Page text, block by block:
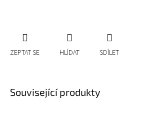
ZEPTAT SE HLÍDAT SDÍLET
Související produkty